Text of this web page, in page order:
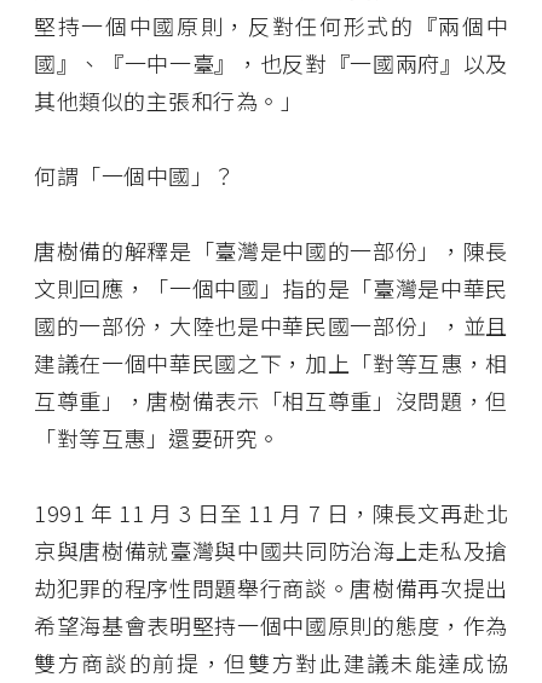
堅持一個中國原則，反對任何形式的『兩個中
國』、『一中一臺』，也反對『一國兩府』以及
其他類似的主張和行為。」
何謂「一個中國」？
唐樹備的解釋是「臺灣是中國的一部份」，陳長
文則回應，「一個中國」指的是「臺灣是中華民
國的一部份，大陸也是中華民國一部份」，並且
建議在一個中華民國之下，加上「對等互惠，相
互尊重」，唐樹備表示「相互尊重」沒問題，但
「對等互惠」還要研究。
1991 年 11 月 3 日至 11 月 7 日，陳長文再赴北
京與唐樹備就臺灣與中國共同防治海上走私及搶
劫犯罪的程序性問題舉行商談。唐樹備再次提出
希望海基會表明堅持一個中國原則的態度，作為
雙方商談的前提，但雙方對此建議未能達成協